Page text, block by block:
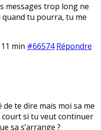
messages trop long ne
quand tu pourra, tu me
min #66574 Répondre
de te dire mais moi sa me
court si tu veut continuer
sa s’arrange ?